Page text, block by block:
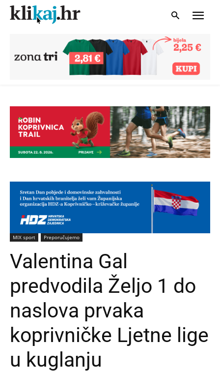
MIX sport Preporučujemo
Valentina Gal
predvodila Željo 1 do
naslova prvaka
koprivničke Ljetne lige
u kuglanju